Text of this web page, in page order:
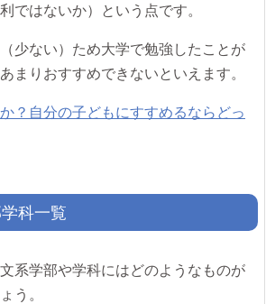
ではないか）という点です。
少ない）ため大学で勉強したことが
まりおすすめできないといえます。
？自分の子どもにすすめるならどっ
科一覧
系学部や学科にはどのようなものが
う。